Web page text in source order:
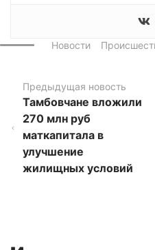
Новости
Предыдущая новость
Тамбовчане вложили
270 млн руб
маткапитала в
улучшение
жилищных условий